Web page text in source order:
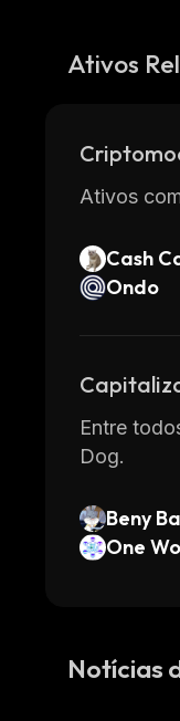
Ativos
Ativos
Cash
Ondo
Entre
Dog.
Beny
One
Notícias